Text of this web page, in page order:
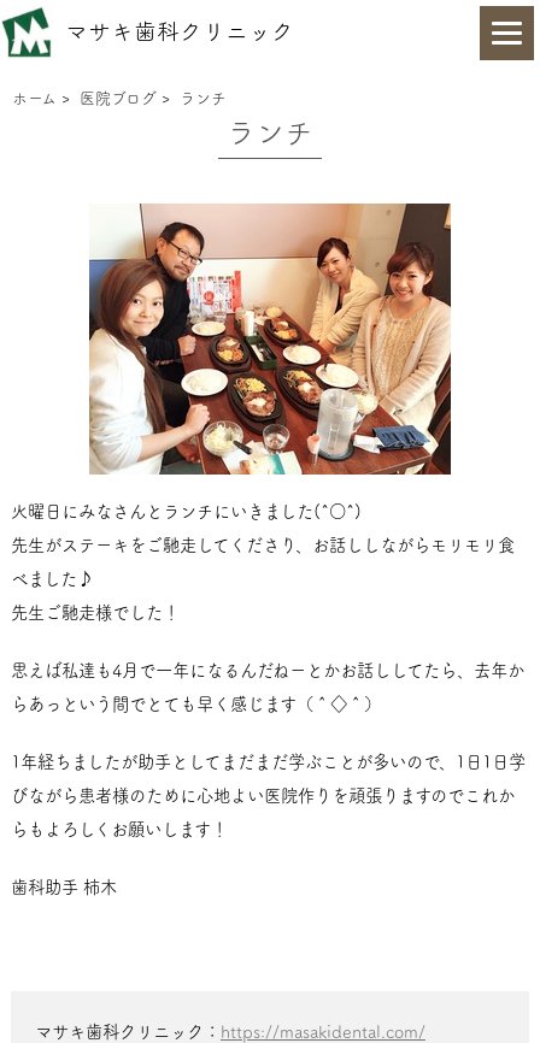
マサキ歯科クリニック
ホーム > 医院ブログ > ランチ
ランチ
火曜日にみなさんとランチにいきました(^○^)
先生がステーキをご馳走してくださり、お話ししながらモリモリ食
べました♪
先生ご馳走様でした！
思えば私達も4月で一年になるんだねーとかお話ししてたら、去年か
らあっという間でとても早く感じます（＾◇＾）
1年経ちましたが助手としてまだまだ学ぶことが多いので、1日1日学
びながら患者様のために心地よい医院作りを頑張りますのでこれか
らもよろしくお願いします！
歯科助手 柿木
マサキ歯科クリニック： https://masakidental.com/